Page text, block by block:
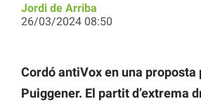
Jordi de Arriba
26/03/2024 08:50
Cordó antiVox en una proposta
Puiggener. El partit d’extrema